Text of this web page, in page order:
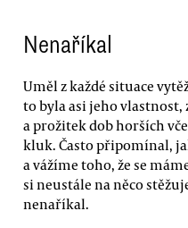
Nenaříkal
Uměl z každé situace
to byla asi jeho vlastnost,
a prožitek dob horších
kluk. Často připomínal,
a vážíme toho, že se
si neustále na něco
nenaříkal.